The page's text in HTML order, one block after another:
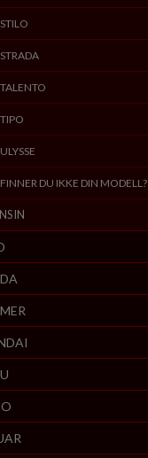
STILO
STRADA
TALENTO
TIPO
ULYSSE
FINNER DU IKKE DIN MODELL?